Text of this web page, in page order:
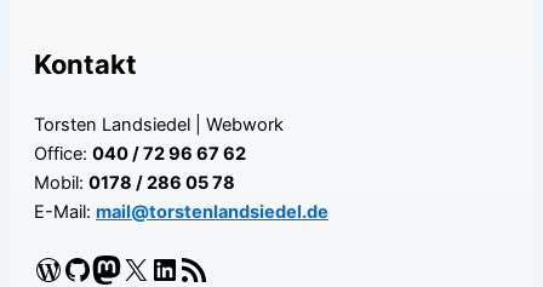
Kontakt
Torsten Landsiedel | Webwork
Office: 040 / 72 96 67 62
Mobil: 0178 / 286 05 78
E-Mail: mail@torstenlandsiedel.de
WordPress
GitHub
Mastodon
X LinkedIn
RSS-Feed